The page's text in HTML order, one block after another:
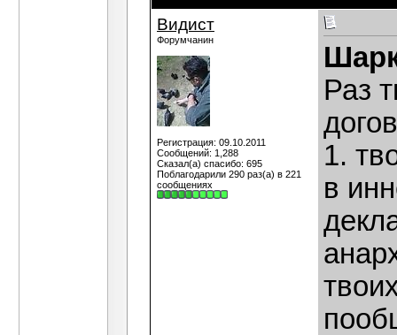
Видист
Форумчанин
Регистрация: 09.10.2011
Сообщений: 1,288
Сказал(а) спасибо: 695
Поблагодарили 290 раз(а) в 221
сообщениях
Раз
1.
в